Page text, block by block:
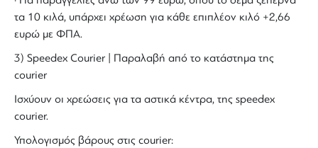
τα 10 κιλά, υπάρχει χρέωση για κάθε επιπλέον κιλό +2,66
ευρώ με ΦΠΑ.
3) Speedex Courier | Παραλαβή από το κατάστημα της
courier
Ισχύουν οι χρεώσεις για τα αστικά κέντρα, της speedex
courier.
Υπολογισμός βάρους στις courier: